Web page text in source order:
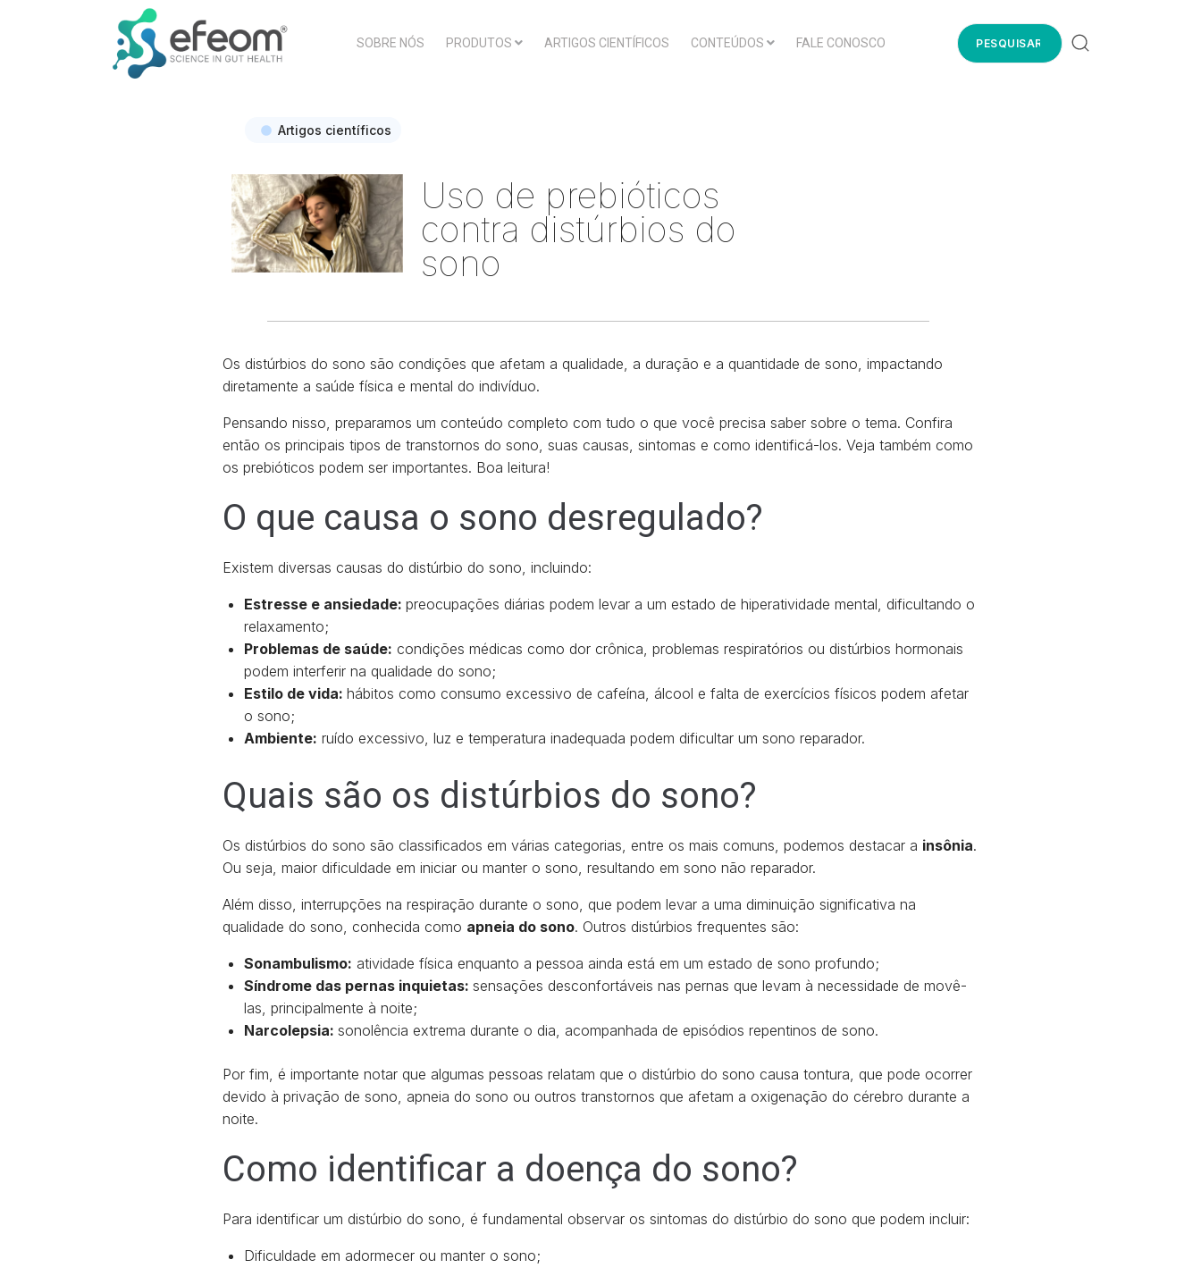
SOBRE NÓS PRODUTOS ARTIGOS CIENTÍFICOS CONTEÚDOS FALE CONOSCO
Artigos científicos
Uso de prebióticos
contra distúrbios do
sono
Os distúrbios do sono são condições que afetam a qualidade, a duração e a quantidade de sono, impactando
diretamente a saúde física e mental do indivíduo.
Pensando nisso, preparamos um conteúdo completo com tudo o que você precisa saber sobre o tema. Confira
então os principais tipos de transtornos do sono, suas causas, sintomas e como identificá-los. Veja também como
os prebióticos podem ser importantes. Boa leitura!
O que causa o sono desregulado?
Existem diversas causas do distúrbio do sono, incluindo:
Estresse e ansiedade: preocupações diárias podem levar a um estado de hiperatividade mental, dificultando o
relaxamento;
Problemas de saúde: condições médicas como dor crônica, problemas respiratórios ou distúrbios hormonais
podem interferir na qualidade do sono;
Estilo de vida: hábitos como consumo excessivo de cafeína, álcool e falta de exercícios físicos podem afetar
o sono;
Ambiente: ruído excessivo, luz e temperatura inadequada podem dificultar um sono reparador.
Quais são os distúrbios do sono?
Os distúrbios do sono são classificados em várias categorias, entre os mais comuns, podemos destacar a insônia.
Ou seja, maior dificuldade em iniciar ou manter o sono, resultando em sono não reparador.
Além disso, interrupções na respiração durante o sono, que podem levar a uma diminuição significativa na
qualidade do sono, conhecida como apneia do sono. Outros distúrbios frequentes são:
Sonambulismo: atividade física enquanto a pessoa ainda está em um estado de sono profundo;
Síndrome das pernas inquietas: sensações desconfortáveis nas pernas que levam à necessidade de movê-
las, principalmente à noite;
Narcolepsia: sonolência extrema durante o dia, acompanhada de episódios repentinos de sono.
Por fim, é importante notar que algumas pessoas relatam que o distúrbio do sono causa tontura, que pode ocorrer
devido à privação de sono, apneia do sono ou outros transtornos que afetam a oxigenação do cérebro durante a
noite.
Como identificar a doença do sono?
Para identificar um distúrbio do sono, é fundamental observar os sintomas do distúrbio do sono que podem incluir:
Dificuldade em adormecer ou manter o sono;